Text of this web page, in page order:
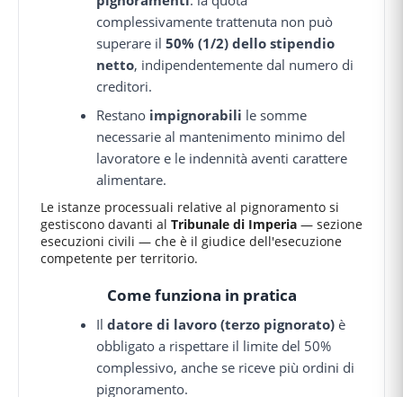
complessivamente trattenuta non può
superare il50% (1/2) dello stipendio
netto, indipendentemente dal numero di
creditori.
Restano impignorabili le somme
necessarie al mantenimento minimo del
lavoratore e le indennità aventi carattere
alimentare.
Le istanze processuali relative al pignoramento si
gestiscono davanti al Tribunale di Imperia — sezione
esecuzioni civili — che è il giudice dell'esecuzione
competente per territorio.
Come funziona in pratica
Ildatore di lavoro (terzo pignorato) è
obbligato a rispettare il limite del 50%
complessivo, anche se riceve più ordini di
pignoramento.